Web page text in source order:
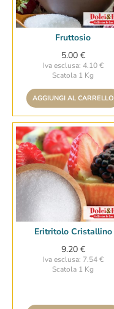
Fruttosio
5.00 €
Iva esclusa: 4.10 €
Scatola 1 Kg
AGGIUNGI AL CARRELLO
Eritritolo Cristallino
9.20 €
Iva esclusa: 7.54 €
Scatola 1 Kg